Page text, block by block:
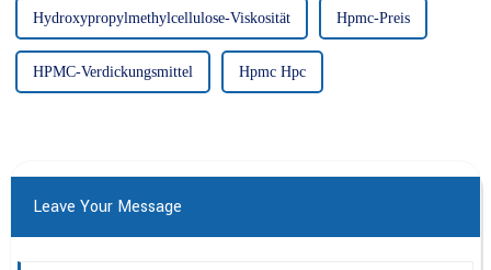
Hydroxypropylmethylcellulose-Viskosität Hpmc-Preis
HPMC-Verdickungsmittel Hpmc Hpc
Leave Your Message